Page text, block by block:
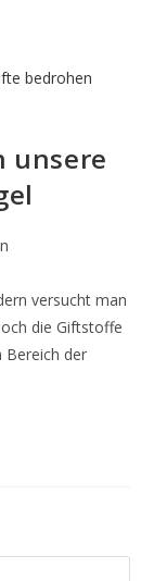
unsere
versucht man
die Giftstoffe
Bereich der